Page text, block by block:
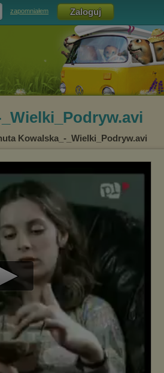
zapomniałem
Kowalska_-_Wielki_Podryw.avi
Play
Video